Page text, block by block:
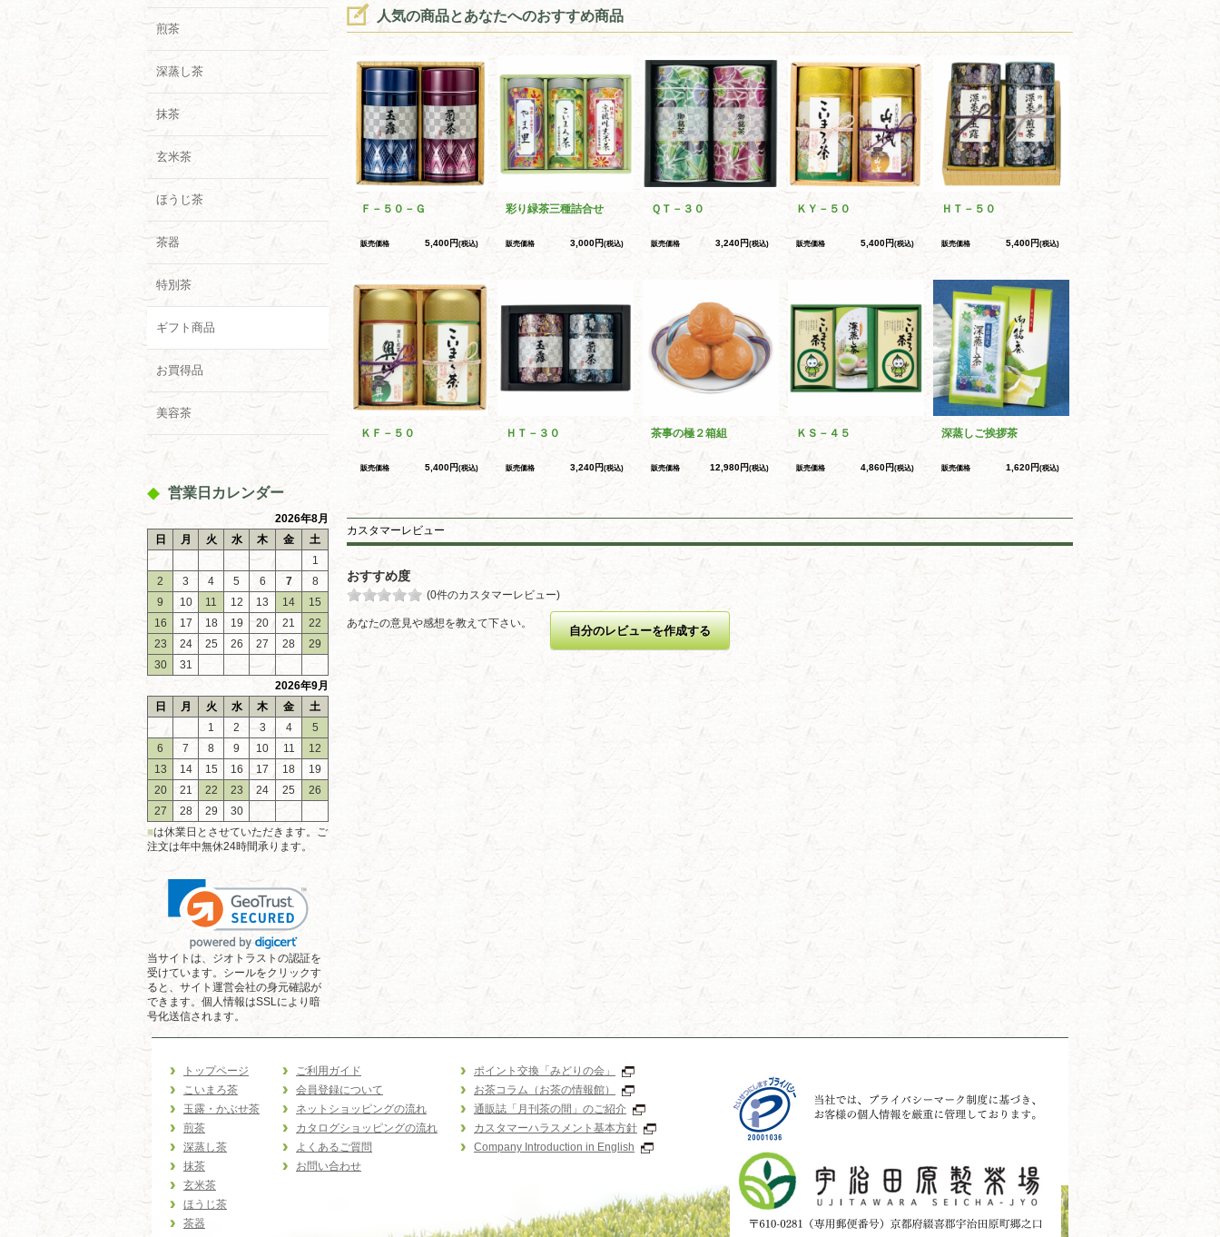
煎茶
深蒸し茶
抹茶
玄米茶
ほうじ茶
茶器
特別茶
ギフト商品
お買得品
美容茶
営業日カレンダー
2026年8月
日
月 火 水 木 金
土
1
2
3 4 5 6 7
8
9
10 11 12 13 14
15
16
17 18 19 20 21
22
23
24 25 26 27 28
29
30
31
2026年9月
日
月 火 水 木 金
土
1
2 3 4
5
6
7 8 9 10 11
12
13
14 15 16 17 18
19
20
21 22 23 24 25
26
27
28 29
30
■は休業日とさせていただきます。ご
注文は年中無休24時間承ります。
当サイトは、ジオトラストの認証を
受けています。シールをクリックす
ると、サイト運営会社の身元確認が
できます。個人情報はSSLにより暗
号化送信されます。
人気の商品とあなたへのおすすめ商品
Ｆ－５０－Ｇ
販売価格 5,400円(税込)
彩り緑茶三種詰合せ
販売価格 3,000円(税込)
ＱＴ－３０
販売価格 3,240円(税込)
ＫＹ－５０
販売価格 5,400円(税込)
ＨＴ－５０
販売価格 5,400円(税込)
ＫＦ－５０
販売価格 5,400円(税込)
ＨＴ－３０
販売価格 3,240円(税込)
茶事の極２箱組
販売価格 12,980円(税込)
ＫＳ－４５
販売価格 4,860円(税込)
深蒸しご挨拶茶
販売価格 1,620円(税込)
カスタマーレビュー
おすすめ度
(0件のカスタマーレビュー)
あなたの意見や感想を教えて下さい。
自分のレビューを作成する
トップページ
こいまろ茶
玉露・かぶせ茶
煎茶
深蒸し茶
抹茶
玄米茶
ほうじ茶
茶器
ご利用ガイド
会員登録について
ネットショッピングの流れ
カタログショッピングの流れ
よくあるご質問
お問い合わせ
ポイント交換「みどりの会」
お茶コラム（お茶の情報館）
通販誌「月刊茶の間」のご紹介
カスタマーハラスメント基本方針
Company Introduction in English